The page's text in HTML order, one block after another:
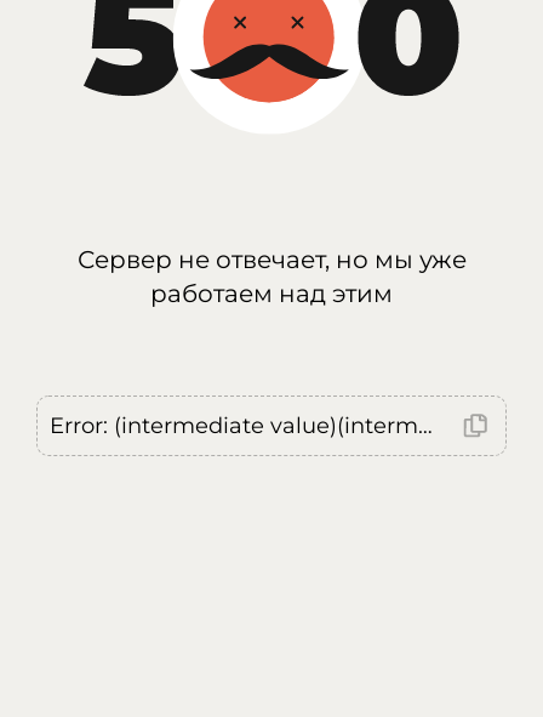
Сервер не отвечает, но мы уже
работаем над этим
Error: (intermediate value)(intermediate value)(intermediate value).replaceAll is not a function